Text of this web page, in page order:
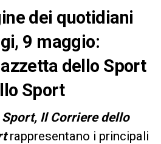
dei quotidiani
9 maggio:
dello Sport
Sport
Il Corriere dello
rappresentano i principali